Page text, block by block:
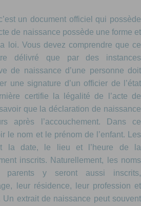
un document officiel qui possède
de naissance possède une forme et
loi. Vous devez comprendre que ce
délivré que par des instances
de naissance d’une personne doit
une signature d’un officier de l’état
certifie la légalité de l’acte de
que la déclaration de naissance
après l’accouchement. Dans ce
le nom et le prénom de l’enfant. Les
la date, le lieu et l’heure de la
inscrits. Naturellement, les noms
y seront aussi inscrits,
leur résidence, leur profession et
Un extrait de naissance peut souvent